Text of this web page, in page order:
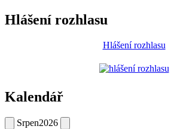
Hlášení rozhlasu
Hlášení rozhlasu
Kalendář
Srpen2026